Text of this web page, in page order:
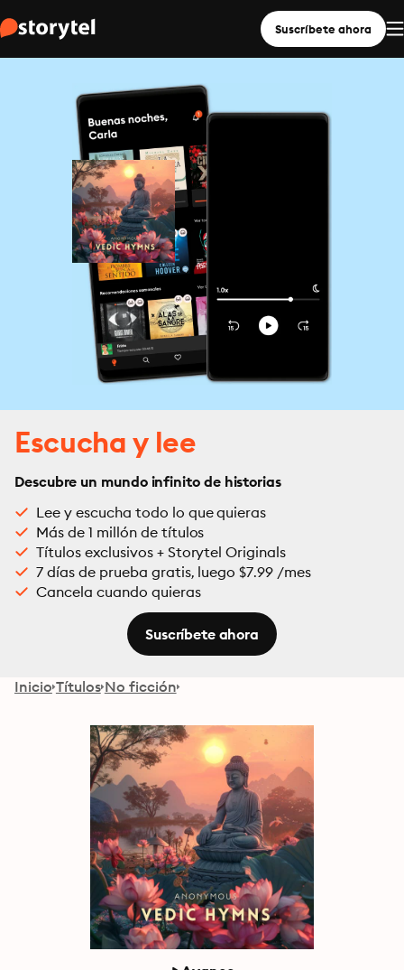
Suscríbete ahora
Escucha y lee
Descubre un mundo infinito de historias
Lee y escucha todo lo que quieras
Más de 1 millón de títulos
Títulos exclusivos + Storytel Originals
7 días de prueba gratis, luego $7.99 /mes
Cancela cuando quieras
Suscríbete ahora
Inicio Títulos No ficción